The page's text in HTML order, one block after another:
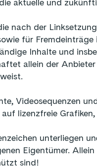
aktuelle und
nach der
für
Inhalte und
allein der Anbieter
Videosequenzen
lizenzfreie
unterliegen
Eigentümer.
sind!